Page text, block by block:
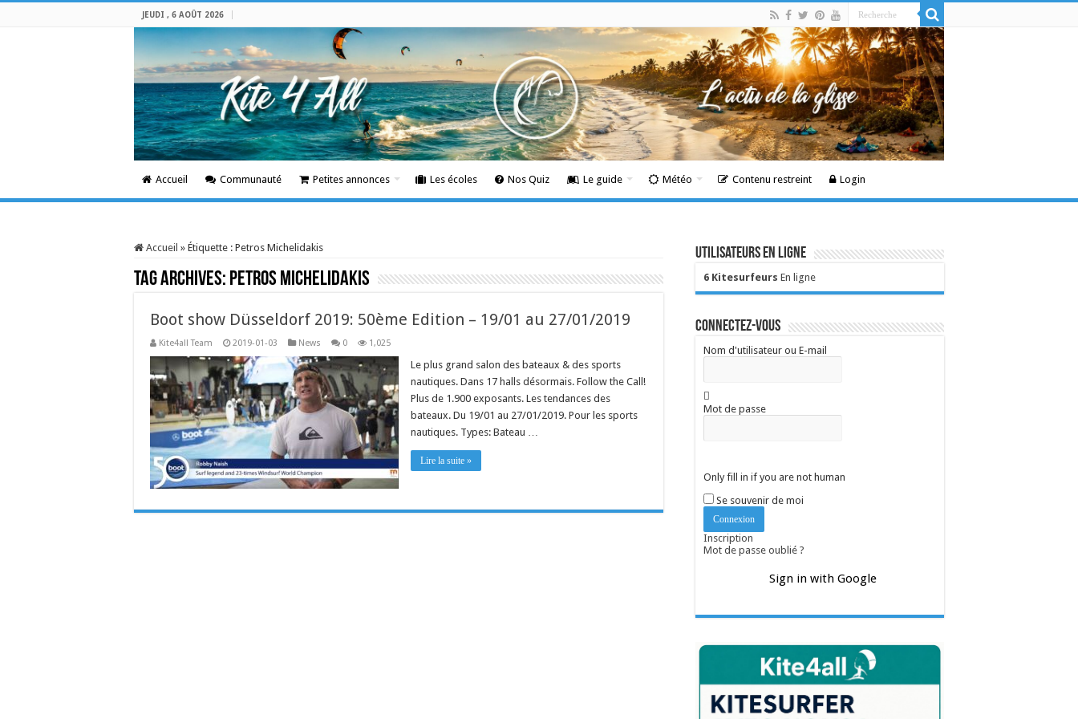
JEUDI , 6 AOÛT 2026
Accueil Communauté Petites annonces Les écoles Nos Quiz Le guide Météo Contenu restreint Login
Accueil » Étiquette : Petros Michelidakis
Tag Archives: Petros Michelidakis
Boot show Düsseldorf 2019: 50ème Edition – 19/01 au 27/01/2019
Kite4all Team 2019-01-03 News 0 1,025
Le plus grand salon des bateaux & des sports
nautiques. Dans 17 halls désormais. Follow the Call!
Plus de 1.900 exposants. Les tendances des
bateaux. Du 19/01 au 27/01/2019. Pour les sports
nautiques. Types: Bateau …
Lire la suite »
Utilisateurs en ligne
6 Kitesurfeurs En ligne
Connectez-vous
Nom d'utilisateur ou E-mail
Mot de passe
Only fill in if you are not human
Se souvenir de moi
Inscription
Mot de passe oublié ?
Sign in with Google